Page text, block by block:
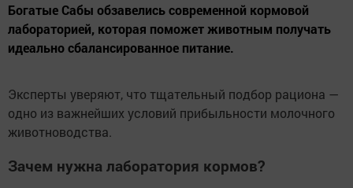
Богатые Сабы обзавелись современной кормовой
лабораторией, которая поможет животным получать
идеально сбалансированное питание.
Эксперты уверяют, что тщательный подбор рациона —
одно из важнейших условий прибыльности молочного
животноводства.
Зачем нужна лаборатория кормов?